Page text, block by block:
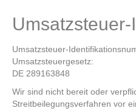
Umsatzsteuer-
Umsatzsteuer-
Umsatzsteuergesetz:
DE 289163848
Wir sind nicht bereit oder
Streitbeilegungsverfahren vor